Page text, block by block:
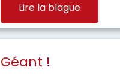
Lire la blague
Géant !